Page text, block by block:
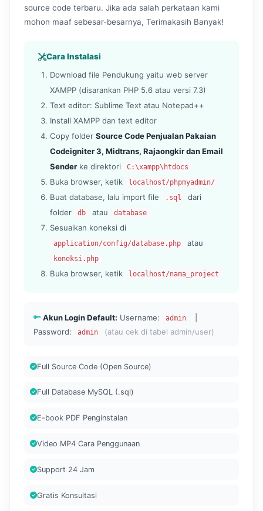
source code terbaru. Jika ada salah perkataan kami
mohon maaf sebesar-besarnya, Terimakasih Banyak!
Cara Instalasi
Download file Pendukung yaitu web server
XAMPP (disarankan PHP 5.6 atau versi 7.3)
Text editor: Sublime Text atau Notepad++
Install XAMPP dan text editor
Copy folder Source Code Penjualan Pakaian
Codeigniter 3, Midtrans, Rajaongkir dan Email
Senderke direktori C:\xampp\htdocs
Buka browser, ketik localhost/phpmyadmin/
Buat database, lalu import file .sql
dari
folder
db atau database
Sesuaikan koneksi di
application/config/database.php atau
koneksi.php
Buka browser, ketik localhost/nama_project
Akun Login Default: Username: admin
Password:
admin (atau cek di tabel admin/user)
Full Source Code (Open Source)
Full Database MySQL (.sql)
E-book PDF Penginstalan
Video MP4 Cara Penggunaan
Support 24 Jam
Gratis Konsultasi